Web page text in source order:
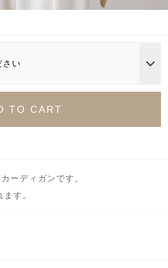
さい
TO CART
ーディガンです。
す。